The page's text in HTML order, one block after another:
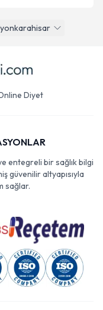
Diyet
entegreli bir sağlık bilgi
güvenilir altyapısıyla
sağlar.